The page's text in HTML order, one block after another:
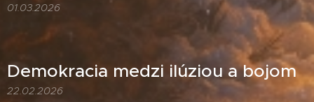
01.03.2026
Demokracia medzi ilúziou a bojom
22.02.2026